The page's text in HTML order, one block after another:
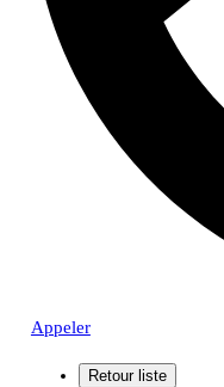
Appeler